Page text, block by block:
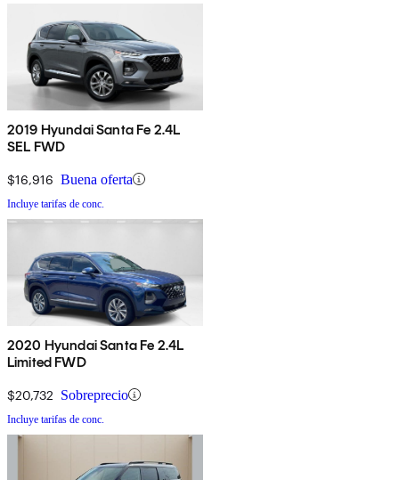
2019 Hyundai Santa Fe 2.4L
SEL FWD
$16,916 Buena oferta
Incluye tarifas de conc.
2020 Hyundai Santa Fe 2.4L
Limited FWD
$20,732 Sobreprecio
Incluye tarifas de conc.